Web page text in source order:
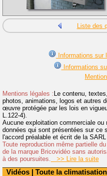
Vidéos | Toute la climatisation
Liste des
Informations sur
Informations
Mentions légales : Le contenu,
photos, animations, logos et autres
œuvre protégée par les lois en
L.122-4).
Aucune exploitation commerciale
données qui sont présentées sur ce
l'accord préalable et écrit de la
Toute reproduction même partielle
de la marque Bricovidéo sans
à des poursuites.
>> Lire la suite